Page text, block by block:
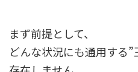
まず前提として、
どんな状況にも通用する